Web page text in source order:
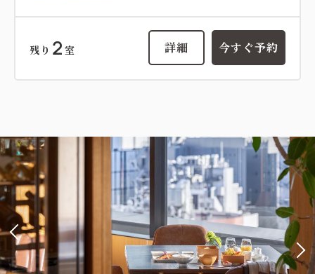
残り 2 室 詳細 今すぐ予約